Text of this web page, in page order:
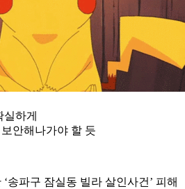
하게
안해나가야 할 듯
송파구 잠실동 빌라 살인사건’ 피해